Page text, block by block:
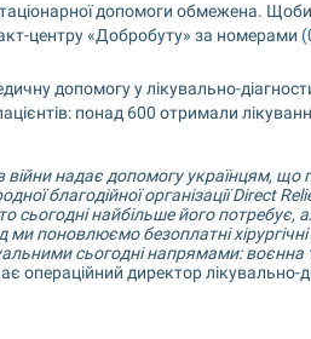
стаціонарної допомоги обмежена.
центру «Добробуту» за номерами
допомогу у лікувально-
понад 600 отримали
надає допомогу українцям, що
благодійної організації Direct
сьогодні найбільше його потребує,
поновлюємо безоплатні хірургічні
сьогодні напрямами: воєнна
операційний директор лікувально-